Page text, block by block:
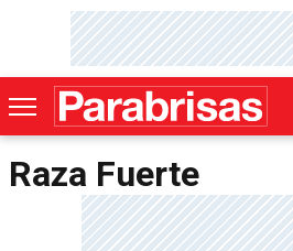
Raza Fuerte